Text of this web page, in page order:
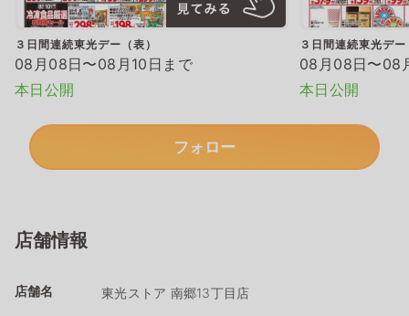
３日間連続東光デー（表）
08月08日〜08月10日まで
本日公開
３日間連続東光デ
08月08日〜08
本日公開
フォロー
店舗情報
店舗名 東光ストア 南郷13丁目店